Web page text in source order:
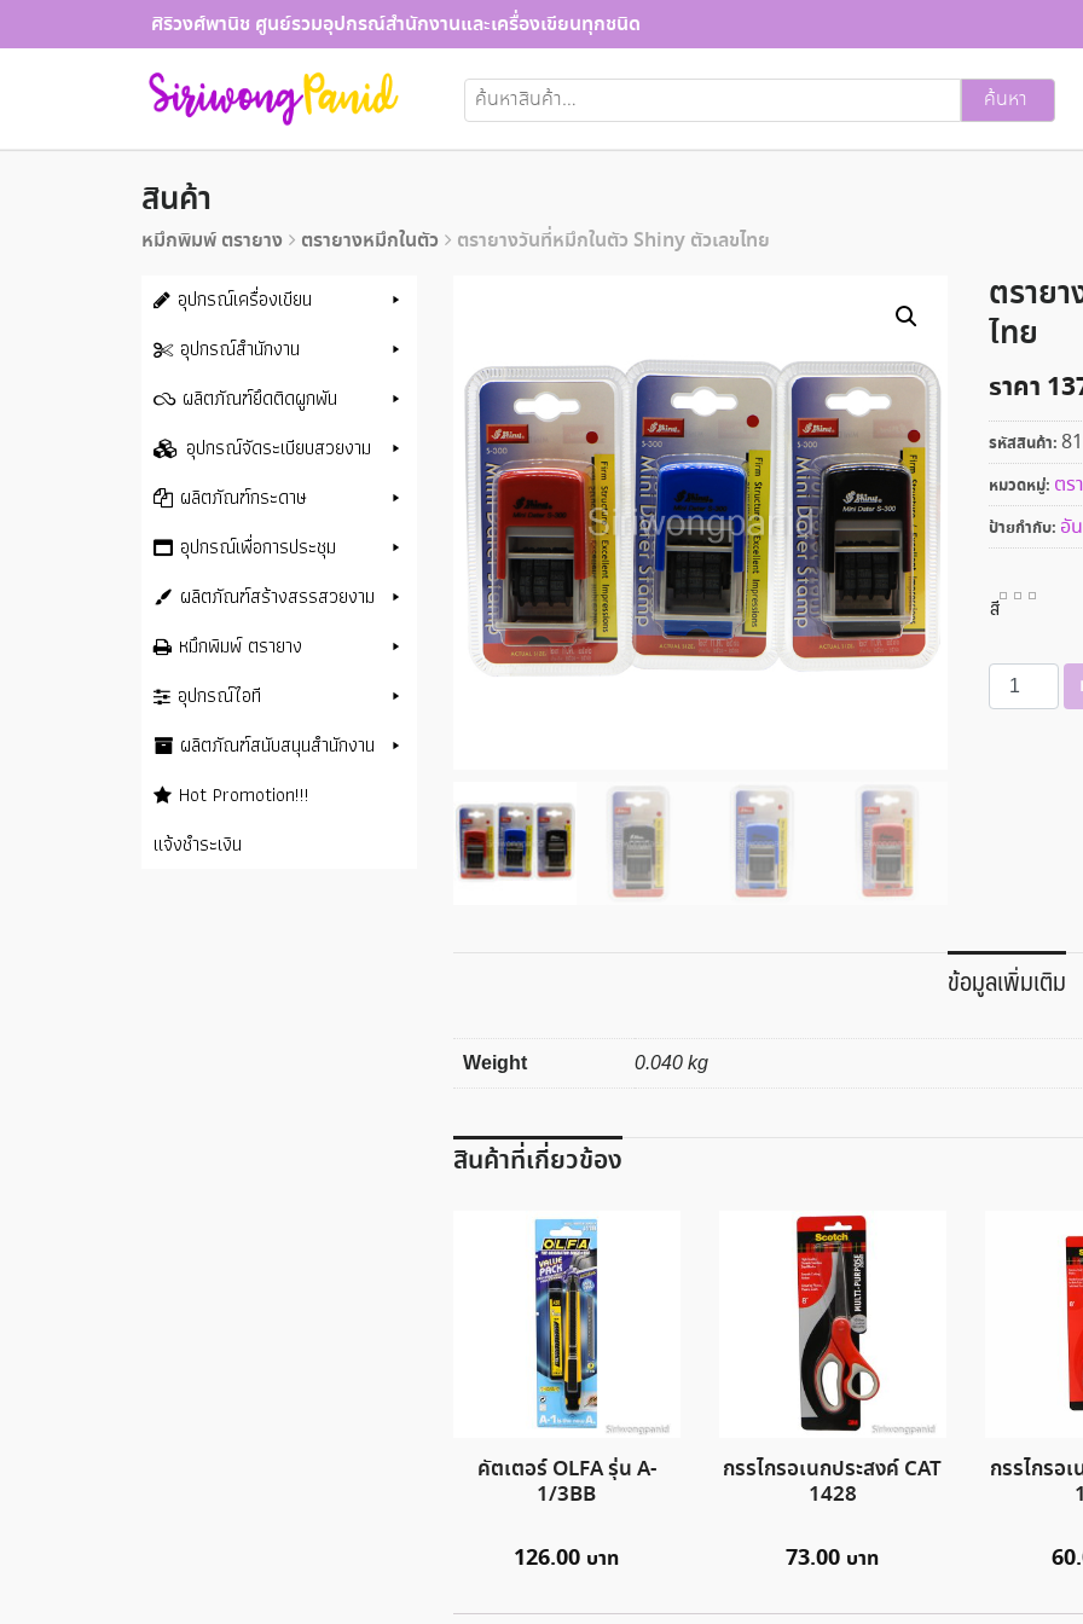
to
ศิริวงศ์พานิช ศูนย์รวมอุปกรณ์สำนักงานและเครื่องเขียนทุกชนิด
ค้นหา: ค้นหา
สินค้า
หมึกพิมพ์ ตรายาง ตรายางหมึกในตัว ตรายางวันที่หมึกในตัว Shiny ตัวเลขไทย
ตราย
ไทย
ราคา
รหัสสินค้า:
หมวดหมู่: ตร
ป้ายกำกับ: อัน
สี
จำนวน
ตรายาง
ไทย
ชิ้น
ข้อมูลเพิ่มเติม
Weight 0.040 kg
สินค้าที่เกี่ยวข้อง
คัตเตอร์ OLFA รุ่น A-
1/3BB
126.00
กรรไกรอเนกประสงค์ CAT
1428
73.00
กรรไกรอ
อุปกรณ์เครื่องเขียน
อุปกรณ์สำนักงาน
ผลิตภัณฑ์ยึดติดผูกพัน
อุปกรณ์จัดระเบียบสวยงาม
ผลิตภัณฑ์กระดาษ
อุปกรณ์เพื่อการประชุม
ผลิตภัณฑ์สร้างสรรสวยงาม
หมึกพิมพ์ ตรายาง
อุปกรณ์ไอที
ผลิตภัณฑ์สนับสนุนสำนักงาน
Hot Promotion!!!
แจ้งชำระเงิน